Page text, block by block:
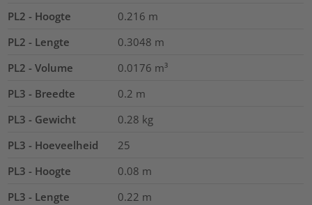
PL2 - Hoogte
0.216 m
PL2 - Lengte
0.3048 m
PL2 - Volume
0.0176 m³
PL3 - Breedte
0.2 m
PL3 - Gewicht
0.28 kg
PL3 - Hoeveelheid
25
PL3 - Hoogte
0.08 m
PL3 - Lengte
0.22 m